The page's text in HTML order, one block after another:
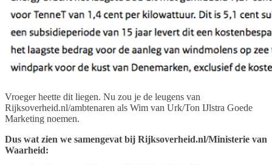
Vroeger heette dit liegen. Nu zou je de leugens van
Rijksoverheid.nl/ambtenaren als Wim van Urk/Ton IJlstra Goede
Marketing noemen.
Dus wat zien we samengevat bij Rijksoverheid.nl/Ministerie van
Waarheid: